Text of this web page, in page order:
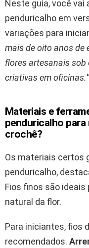
Neste guia, você vai
penduricalho em
variações para
mais de oito anos de
flores artesanais sob
criativas em oficinas.
Materiais e
penduricalho
crochê?
Os materiais certos
penduricalho,
Fios finos são
natural da flor.
Para iniciantes, fios
recomendados.